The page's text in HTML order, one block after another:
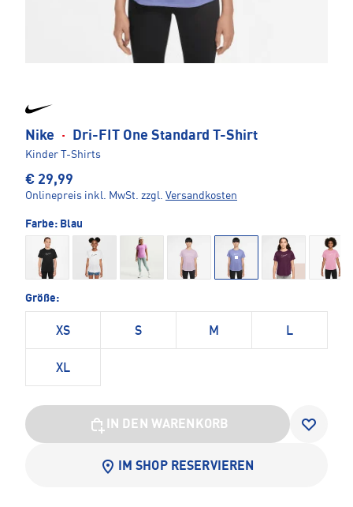
Nike · Dri-FIT One Standard T-Shirt
Kinder T-Shirts
€ 29,99
Onlinepreis inkl. MwSt. zzgl. Versandkosten
Farbe: Blau
Größe:
XS S M L
XL
IN DEN WARENKORB
IM SHOP RESERVIEREN